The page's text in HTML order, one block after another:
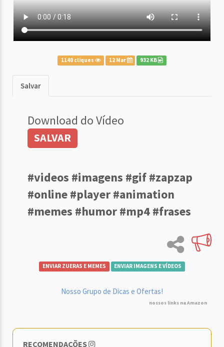
1140 cliques 12 Mar 932 KB
Salvar
Download do Vídeo
SALVAR
#videos #imagens #gif #zapzap
#online #player #animation
#memes #humor #mp4 #frases
ENVIAR ZUERAS E MEMES ENVIAR IMAGENS E VÍDEOS
Nosso Grupo de Dicas e Ofertas!
nossos links na Amazon
RECOMENDAÇÕES